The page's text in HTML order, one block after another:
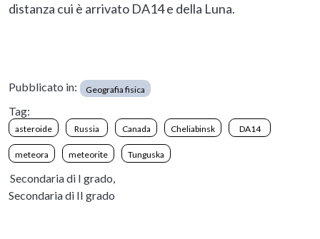
distanza cui è arrivato DA14 e della Luna.
Pubblicato in: Geografia fisica
Tag:
asteroide Russia Canada Cheliabinsk DA14
meteora meteorite Tunguska
Secondaria di I grado,
Secondaria di II grado